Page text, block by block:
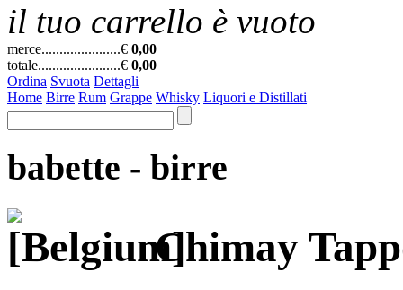
il tuo carrello è vuoto
merce......................€ 0,00
totale.......................€ 0,00
Ordina Svuota Dettagli
Home Birre Rum Grappe Whisky Liquori e Distillati
babette - birre
Chimay